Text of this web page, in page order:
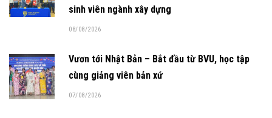
sinh viên ngành xây dựng
08/08/2026
Vươn tới Nhật Bản – Bắt đầu từ BVU, học tập
cùng giảng viên bản xứ
07/08/2026